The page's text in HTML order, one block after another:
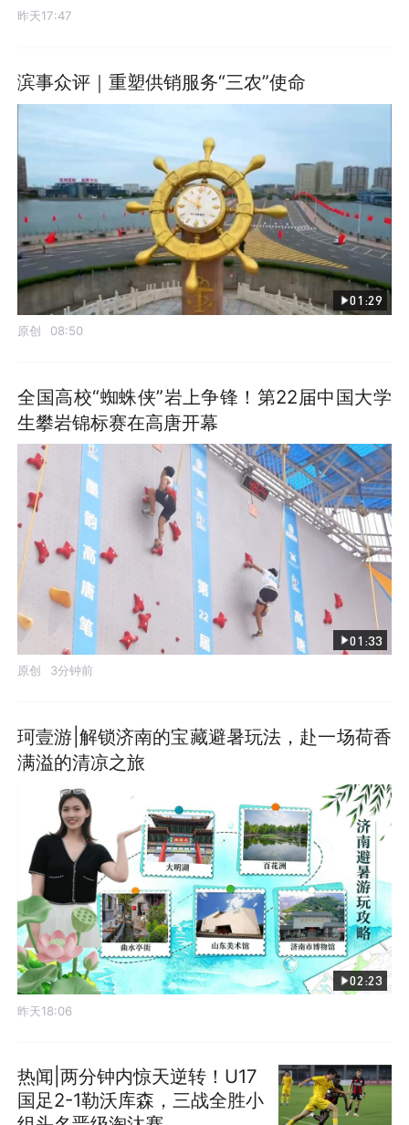
昨天17:47
滨事众评｜重塑供销服务“三农”使命
01:29
原创 08:50
全国高校“蜘蛛侠”岩上争锋！第22届中国大学
生攀岩锦标赛在高唐开幕
01:33
原创 3分钟前
珂壹游|解锁济南的宝藏避暑玩法，赴一场荷香
满溢的清凉之旅
02:23
昨天18:06
热闻|两分钟内惊天逆转！U17
国足2-1勒沃库森，三战全胜小